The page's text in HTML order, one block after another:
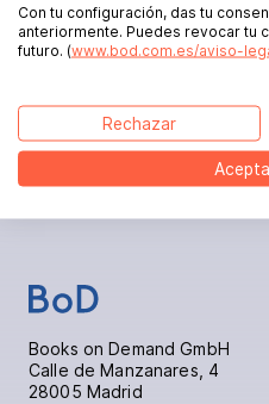
Commerzbank España
IBAN ES54 0159
Books on Demand GmbH
Calle de Manzanares, 4
28005 Madrid
Con tu configuración, das tu
anteriormente. Puedes revocar tu
futuro. (www.bod.com.es/aviso-
Rechazar